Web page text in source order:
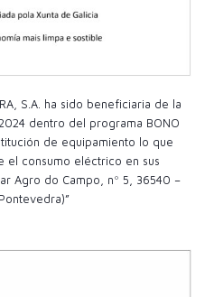
S.A. ha sido beneficiaria de la
2024 dentro del programa BONO
de equipamiento lo que
el consumo eléctrico en sus
Agro do Campo, nº 5, 36540 –